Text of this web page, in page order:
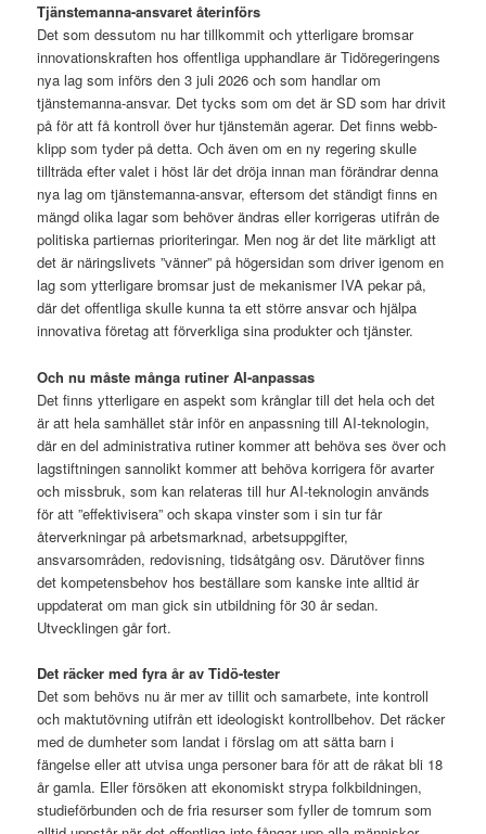
Tjänstemanna-ansvaret återinförs
Det som dessutom nu har tillkommit och ytterligare bromsar
innovationskraften hos offentliga upphandlare är Tidöregeringens
nya lag som införs den 3 juli 2026 och som handlar om
tjänstemanna-ansvar. Det tycks som om det är SD som har drivit
på för att få kontroll över hur tjänstemän agerar. Det finns webb-
klipp som tyder på detta. Och även om en ny regering skulle
tillträda efter valet i höst lär det dröja innan man förändrar denna
nya lag om tjänstemanna-ansvar, eftersom det ständigt finns en
mängd olika lagar som behöver ändras eller korrigeras utifrån de
politiska partiernas prioriteringar. Men nog är det lite märkligt att
det är näringslivets ”vänner” på högersidan som driver igenom en
lag som ytterligare bromsar just de mekanismer IVA pekar på,
där det offentliga skulle kunna ta ett större ansvar och hjälpa
innovativa företag att förverkliga sina produkter och tjänster.
Och nu måste många rutiner AI-anpassas
Det finns ytterligare en aspekt som krånglar till det hela och det
är att hela samhället står inför en anpassning till AI-teknologin,
där en del administrativa rutiner kommer att behöva ses över och
lagstiftningen sannolikt kommer att behöva korrigera för avarter
och missbruk, som kan relateras till hur AI-teknologin används
för att ”effektivisera” och skapa vinster som i sin tur får
återverkningar på arbetsmarknad, arbetsuppgifter,
ansvarsområden, redovisning, tidsåtgång osv. Därutöver finns
det kompetensbehov hos beställare som kanske inte alltid är
uppdaterat om man gick sin utbildning för 30 år sedan.
Utvecklingen går fort.
Det räcker med fyra år av Tidö-tester
Det som behövs nu är mer av tillit och samarbete, inte kontroll
och maktutövning utifrån ett ideologiskt kontrollbehov. Det räcker
med de dumheter som landat i förslag om att sätta barn i
fängelse eller att utvisa unga personer bara för att de råkat bli 18
år gamla. Eller försöken att ekonomiskt strypa folkbildningen,
studieförbunden och de fria resurser som fyller de tomrum som